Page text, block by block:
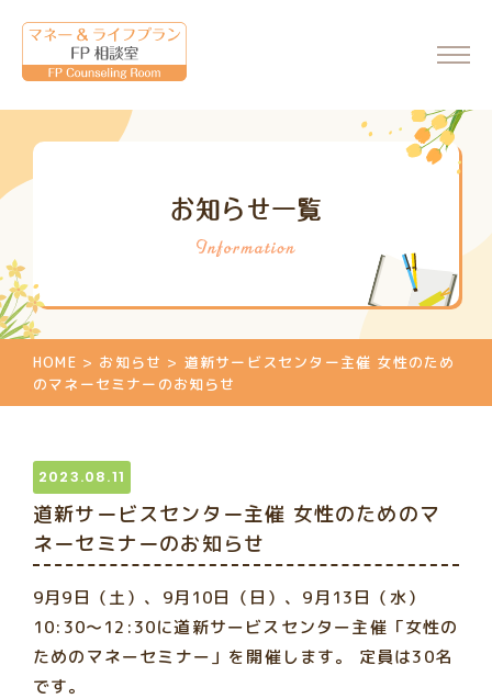
FP相談室について
ご相談・料金について
マネーセミナーのご案内
マネーセミナーの申込
相談申込
お知らせ一覧
HOME > お知らせ > 道新サービスセンター主催 女性のため
のマネーセミナーのお知らせ
2023.08.11
道新サービスセンター主催 女性のためのマ
ネーセミナーのお知らせ
9月9日（土）、9月10日（日）、9月13日（水）
10:30～12:30に道新サービスセンター主催「女性の
ためのマネーセミナー」を開催します。 定員は30名
です。